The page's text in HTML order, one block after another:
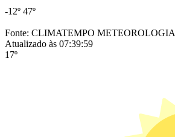
-12º 47º
Fonte: CLIMATEMPO METEOROLOGIA
Atualizado às 07:39:59
17º